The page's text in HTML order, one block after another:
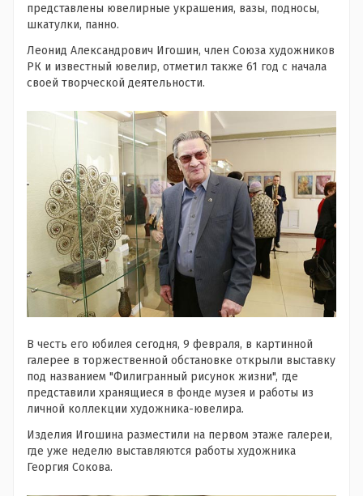
представлены ювелирные украшения, вазы, подносы,
шкатулки, панно.
Леонид Александрович Игошин, член Союза художников
РК и известный ювелир, отметил также 61 год с начала
своей творческой деятельности.
В честь его юбилея сегодня, 9 февраля, в картинной
галерее в торжественной обстановке открыли выставку
под названием "Филигранный рисунок жизни", где
представили хранящиеся в фонде музея и работы из
личной коллекции художника-ювелира.
Изделия Игошина разместили на первом этаже галереи,
где уже неделю выставляются работы художника
Георгия Сокова.